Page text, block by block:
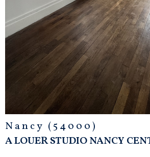
Nancy (54000)
A LOUER STUDIO NANCY